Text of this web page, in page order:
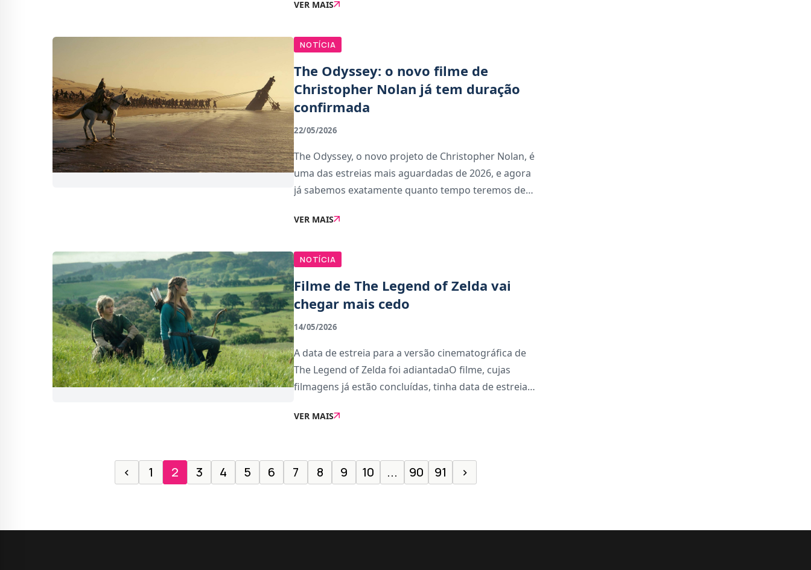
2026 em que as pontuações do público seguem no
VER MAIS
NOTÍCIA
The Odyssey: o novo filme de
Christopher Nolan já tem duração
confirmada
22/05/2026
The Odyssey, o novo projeto de Christopher Nolan, é
uma das estreias mais aguardadas de 2026, e agora
já sabemos exatamente quanto tempo teremos de
deixaram escapar a duração do filme, que promete
VER MAIS
NOTÍCIA
Filme de The Legend of Zelda vai
chegar mais cedo
14/05/2026
A data de estreia para a versão cinematográfica de
The Legend of Zelda foi adiantadaO filme, cujas
filmagens já estão concluídas, tinha data de estreia
publicada nas redes sociais, Shigeru Miyamoto, o
VER MAIS
‹ 1 2 3 4 5 6 7 8 9 10 ... 90 91 ›